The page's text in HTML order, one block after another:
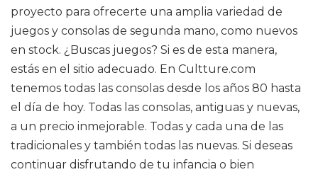
proyecto para ofrecerte una amplia variedad de
juegos y consolas de segunda mano, como nuevos
en stock. ¿Buscas juegos? Si es de esta manera,
estás en el sitio adecuado. En Cultture.com
tenemos todas las consolas desde los años 80 hasta
el día de hoy. Todas las consolas, antiguas y nuevas,
a un precio inmejorable. Todas y cada una de las
tradicionales y también todas las nuevas. Si deseas
continuar disfrutando de tu infancia o bien